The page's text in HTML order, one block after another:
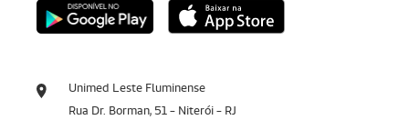
Unimed Leste Fluminense
Rua Dr. Borman, 51 - Niterói - RJ